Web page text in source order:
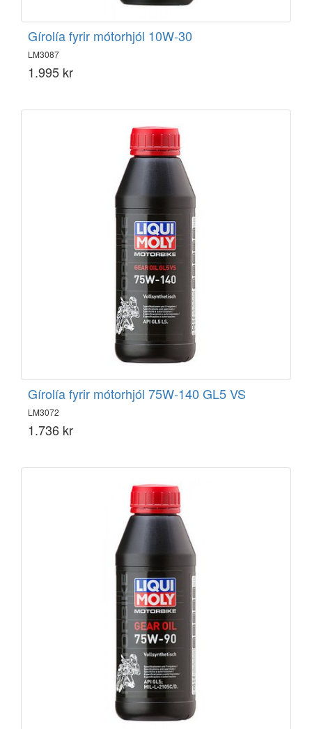
Gírolía fyrir mótorhjól 10W-30
LM3087
1.995 kr
Gírolía fyrir mótorhjól 75W-140 GL5 VS
LM3072
1.736 kr